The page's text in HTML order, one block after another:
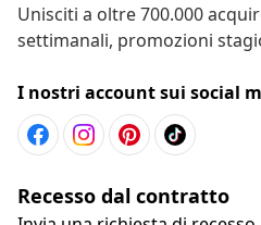
Unisciti a oltre 700.000
settimanali, promozioni
I nostri account sui social
Recesso dal contratto